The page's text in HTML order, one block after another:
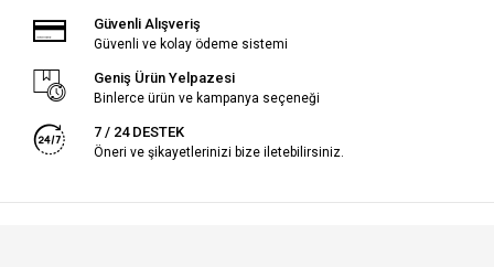
Güvenli Alışveriş
Güvenli ve kolay ödeme sistemi
Geniş Ürün Yelpazesi
Binlerce ürün ve kampanya seçeneği
7 / 24 DESTEK
Öneri ve şikayetlerinizi bize iletebilirsiniz.